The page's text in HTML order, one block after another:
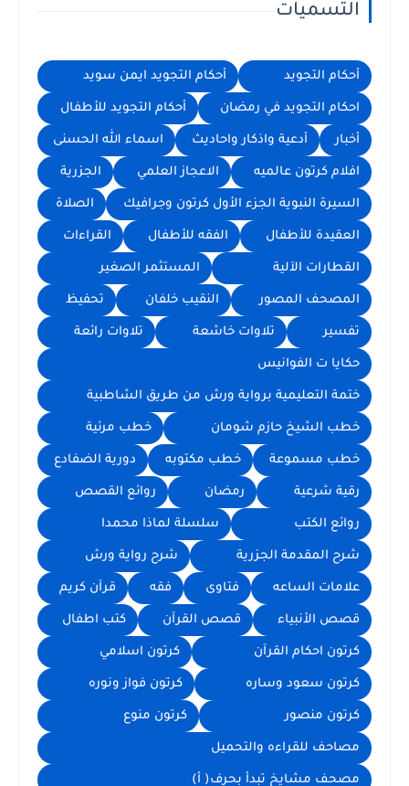
التسميات
أحكام التجويد أحكام التجويد ايمن سويد
احكام التجويد في رمضان أحكام التجويد للأطفال
أخبار أدعية واذكار واحاديث اسماء الله الحسنى
افلام كرتون عالميه الاعجاز العلمي الجزرية
السيرة النبوية الجزء الأول كرتون وجرافيك الصلاة
العقيدة للأطفال الفقه للأطفال القراءات
القطارات الآلية المستثمر الصغير
المصحف المصور النقيب خلفان تحفيظ
تفسير تلاوات خاشعة تلاوات رائعة
حكايا ت الفوانيس
ختمة التعليمية برواية ورش من طريق الشاطبية
خطب الشيخ حازم شومان خطب مرئية
خطب مسموعة خطب مكتوبه دورية الضفادع
رقية شرعية رمضان روائع القصص
روائع الكتب سلسلة لماذا محمدا
شرح المقدمة الجزرية شرح رواية ورش
علامات الساعه فتاوى فقه قرآن كريم
قصص الأنبياء قصص القرآن كتب اطفال
كرتون احكام القرآن كرتون اسلامي
كرتون سعود وساره كرتون فواز ونوره
كرتون منصور كرتون منوع
مصاحف للقراءه والتحميل
مصحف مشايخ تبدأ بحرف( أ)